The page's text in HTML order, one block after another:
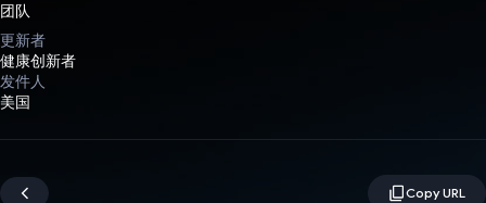
团队
更新者
健康创新者
发件人
美国